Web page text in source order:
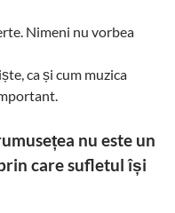
Nimeni nu vorbea
ca și cum muzica
nu este un
care sufletul își